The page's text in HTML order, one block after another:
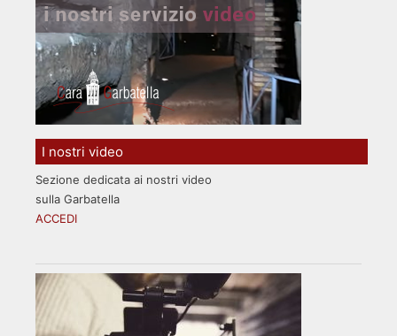
I nostri video
Sezione dedicata ai nostri video
sulla Garbatella
ACCEDI